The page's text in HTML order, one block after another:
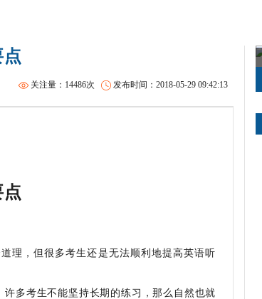
发布时间：2018-05-29 09:42:13
关注量：14486次
理，但很多考生还是无法顺利地提高英语听
多考生不能坚持长期的练习，那么自然也就